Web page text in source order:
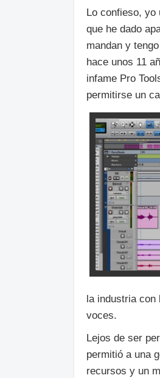
Lo confieso, yo
que he dado
mandan y
hace unos 11
infame Pro
permitirse un
la industria con
voces.
Lejos de ser
permitió a una
recursos y un